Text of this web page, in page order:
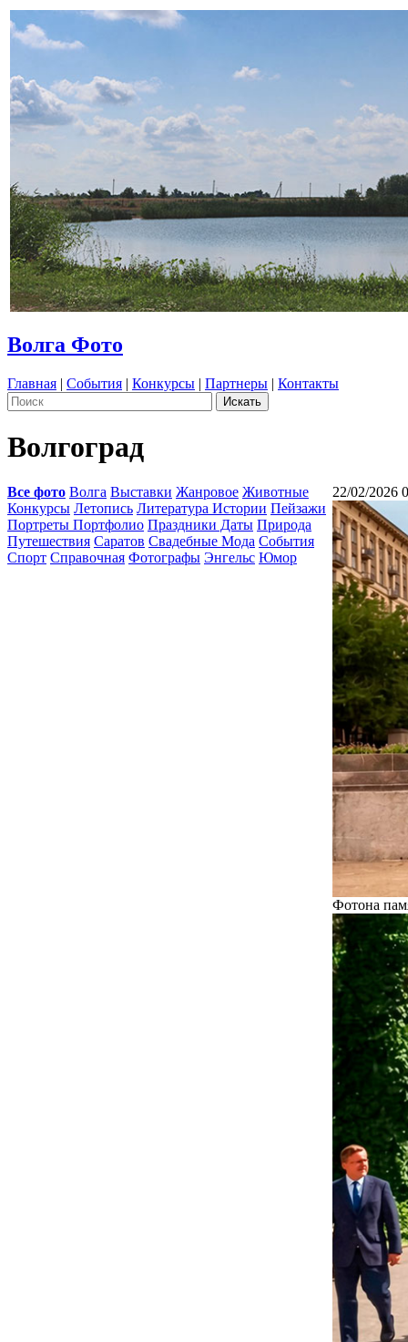
Волга Фото
Главная | События | Конкурсы | Партнеры | Контакты
Волгоград
Все фото Волга Выставки Жанровое Животные
Конкурсы Летопись Литература Истории Пейзажи
Портреты Портфолио Праздники Даты Природа
Путешествия Саратов Свадебные Мода События
Спорт Справочная Фотографы Энгельс Юмор
22/02/2026
Фотона